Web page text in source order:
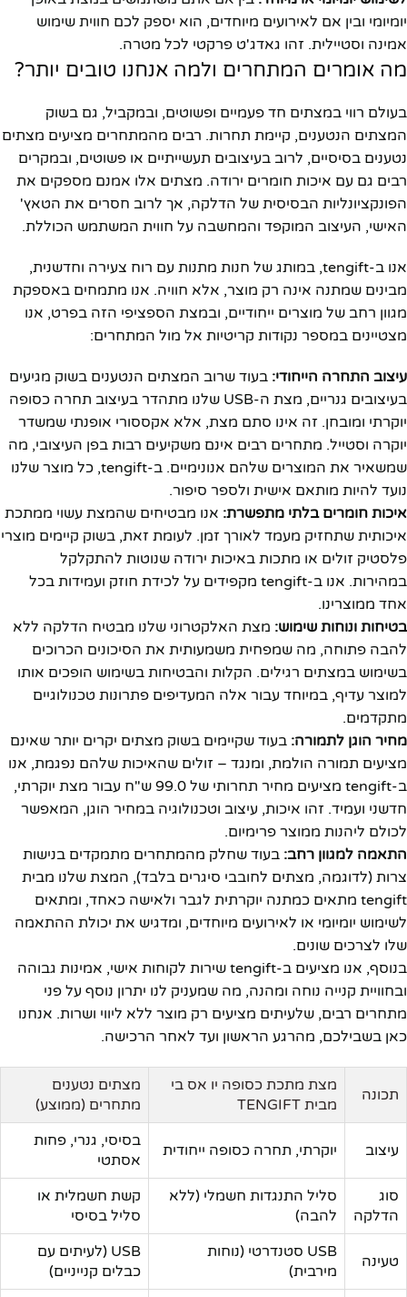
יומיומי ובין אם לאירועים מיוחדים, הוא יספק לכם חווית שימוש
אמינה וסטיילית. זהו גאדג'ט פרקטי לכל מטרה.
מה אומרים המתחרים ולמה אנחנו טובים יותר?
בעולם רווי במצתים חד פעמיים ופשוטים, ובמקביל, גם בשוק
המצתים הנטענים, קיימת תחרות. רבים מהמתחרים מציעים מצתים
נטענים בסיסיים, לרוב בעיצובים תעשייתיים או פשוטים, ובמקרים
רבים גם עם איכות חומרים ירודה. מצתים אלו אמנם מספקים את
הפונקציונליות הבסיסית של הדלקה, אך לרוב חסרים את הטאץ'
האישי, העיצוב המוקפד והמחשבה על חווית המשתמש הכוללת.
אנו ב-tengift, במותג של חנות מתנות עם רוח צעירה וחדשנית,
מבינים שמתנה אינה רק מוצר, אלא חוויה. אנו מתמחים באספקת
מגוון רחב של מוצרים ייחודיים, ובמצת הספציפי הזה בפרט, אנו
מצטיינים במספר נקודות קריטיות אל מול המתחרים:
עיצוב התחרה הייחודי: בעוד שרוב המצתים הנטענים בשוק מגיעים
בעיצובים גנריים, מצת ה-USB שלנו מתהדר בעיצוב תחרה כסופה
יוקרתי ומובחן. זה אינו סתם מצת, אלא אקססורי אופנתי שמשדר
יוקרה וסטייל. מתחרים רבים אינם משקיעים רבות בפן העיצובי, מה
שמשאיר את המוצרים שלהם אנונימיים. ב-tengift, כל מוצר שלנו
נועד להיות מותאם אישית ולספר סיפור.
איכות חומרים בלתי מתפשרת: אנו מבטיחים שהמצת עשוי ממתכת
איכותית שתחזיק מעמד לאורך זמן. לעומת זאת, בשוק קיימים מוצרי
פלסטיק זולים או מתכות באיכות ירודה שנוטות להתקלקל
במהירות. אנו ב-tengift מקפידים על לכידת חוזק ועמידות בכל
אחד ממוצרינו.
בטיחות ונוחות שימוש: מצת האלקטרוני שלנו מבטיח הדלקה ללא
להבה פתוחה, מה שמפחית משמעותית את הסיכונים הכרוכים
בשימוש במצתים רגילים. הקלות והבטיחות בשימוש הופכים אותו
למוצר עדיף, במיוחד עבור אלה המעדיפים פתרונות טכנולוגיים
מתקדמים.
מחיר הוגן לתמורה: בעוד שקיימים בשוק מצתים יקרים יותר שאינם
מציעים תמורה הולמת, ומנגד – זולים שהאיכות שלהם נפגמת, אנו
ב-tengift מציעים מחיר תחרותי של 99.0 ש"ח עבור מצת יוקרתי,
חדשני ועמיד. זהו איכות, עיצוב וטכנולוגיה במחיר הוגן, המאפשר
לכולם ליהנות ממוצר פרימיום.
התאמה למגוון רחב: בעוד שחלק מהמתחרים מתמקדים בנישות
צרות (לדוגמה, מצתים לחובבי סיגרים בלבד), המצת שלנו מבית
tengift מתאים כמתנה יוקרתית לגבר ולאישה כאחד, ומתאים
לשימוש יומיומי או לאירועים מיוחדים, ומדגיש את יכולת ההתאמה
שלו לצרכים שונים.
בנוסף, אנו מציעים ב-tengift שירות לקוחות אישי, אמינות גבוהה
ובחוויית קנייה נוחה ומהנה, מה שמעניק לנו יתרון נוסף על פני
מתחרים רבים, שלעיתים מציעים רק מוצר ללא ליווי ושרות. אנחנו
כאן בשבילכם, מהרגע הראשון ועד לאחר הרכישה.
תכונה
מצת מתכת כסופה יו אס בי
מבית TENGIFT
מצתים נטענים
מתחרים (ממוצע)
עיצוב יוקרתי, תחרה כסופה ייחודית
בסיסי, גנרי, פחות
אסתטי
סוג
הדלקה
סליל התנגדות חשמלי (ללא
להבה)
קשת חשמלית או
סליל בסיסי
טעינה
USB סטנדרטי (נוחות
מירבית)
USB (לעיתים עם
כבלים קנייניים)